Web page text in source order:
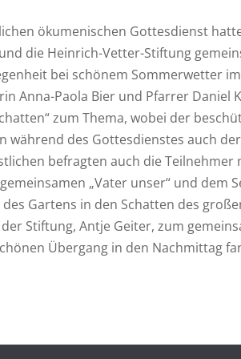
ökumenischen Gottesdienst
die Heinrich-Vetter-Stiftung
bei schönem Sommerwetter
Anna-Paola Bier und Pfarrer
zum Thema, wobei der
während des Gottesdienstes auch
befragten auch die
„Vater unser“ und dem
des Gartens in den Schatten des
Stiftung, Antje Geiter, zum
Übergang in den Nachmittag